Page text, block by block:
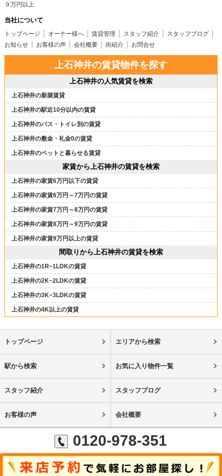
９万円以上
当社について
トップページ オーナー様へ 賃貸管理 スタッフ紹介
スタッフブログ
お知らせ
お客様の声 会社概要 街紹介 お問合せ
上石神井の賃貸物件を探す
上石神井の人気賃貸を検索
上石神井の新築賃貸
上石神井の駅近10分以内の賃貸
上石神井のバス・トイレ別の賃貸
上石神井の敷金・礼金0の賃貸
上石神井のペットと暮らせる賃貸
家賃から上石神井の賃貸を検索
上石神井の家賃6万円以下の賃貸
上石神井の家賃6万円～7万円の賃貸
上石神井の家賃7万円～8万円の賃貸
上石神井の家賃8万円～9万円の賃貸
上石神井の家賃9万円以上の賃貸
間取りから上石神井の賃貸を検索
上石神井の1R~1LDKの賃貸
上石神井の2K~2LDKの賃貸
上石神井の3K~3LDKの賃貸
上石神井の4K以上の賃貸
トップページ エリアから検索
駅から検索 お気に入り物件一覧
スタッフ紹介 スタッフブログ
お客様の声 会社概要
0120-978-351